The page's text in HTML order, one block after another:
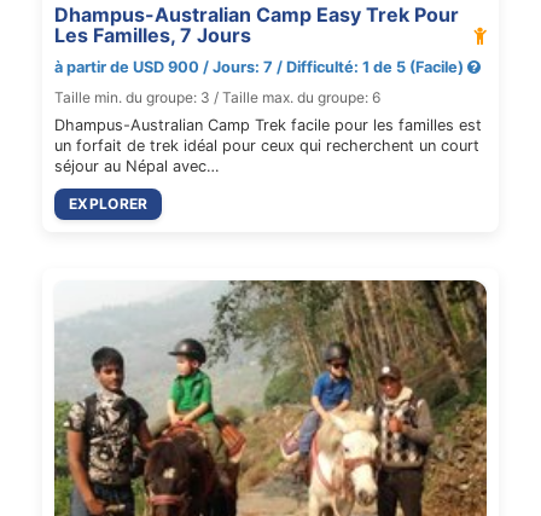
Dhampus-Australian Camp Easy Trek Pour
Les Familles, 7 Jours
à partir de USD 900 / Jours: 7 / Difficulté: 1 de 5 (Facile)
Taille min. du groupe: 3 / Taille max. du groupe: 6
Dhampus-Australian Camp Trek facile pour les familles est
un forfait de trek idéal pour ceux qui recherchent un court
séjour au Népal avec…
EXPLORER